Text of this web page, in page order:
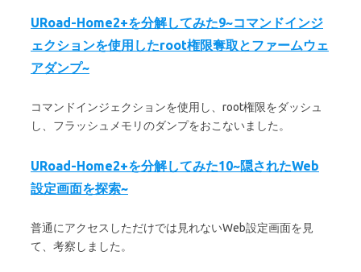
URoad-Home2+を分解してみた9~コマンドインジ
ェクションを使用したroot権限奪取とファームウェ
アダンプ~
コマンドインジェクションを使用し、root権限をダッシュ
し、フラッシュメモリのダンプをおこないました。
URoad-Home2+を分解してみた10~隠されたWeb
設定画面を探索~
普通にアクセスしただけでは見れないWeb設定画面を見
て、考察しました。